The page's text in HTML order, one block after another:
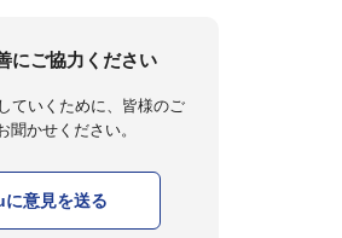
にご協力ください
ていくために、皆様のご
聞かせください。
意見を送る